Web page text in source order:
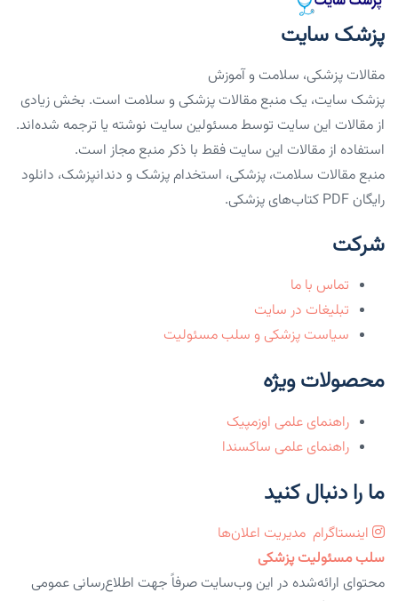
پزشک سایت
مقالات پزشکی، سلامت و آموزش
پزشک سایت، یک منبع مقالات پزشکی و سلامت است. بخش زیادی
از مقالات این سایت توسط مسئولین سایت نوشته یا ترجمه شده‌اند.
استفاده از مقالات این سایت فقط با ذکر منبع مجاز است.
منبع مقالات سلامت، پزشکی، استخدام پزشک و دندانپزشک، دانلود
رایگان PDF کتاب‌های پزشکی.
شرکت
تماس با ما
تبلیغات در سایت
سیاست پزشکی و سلب مسئولیت
محصولات ویژه
راهنمای علمی اوزمپیک
راهنمای علمی ساکسندا
ما را دنبال کنید
اینستاگرام مدیریت اعلان‌ها
سلب مسئولیت پزشکی
محتوای ارائه‌شده در این وب‌سایت صرفاً جهت اطلاع‌رسانی عمومی